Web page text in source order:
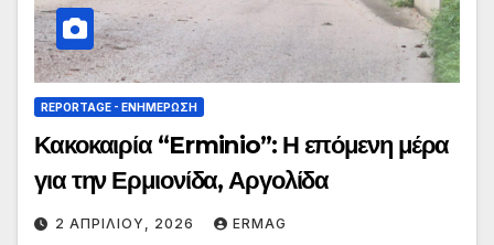
REPORTAGE - EΝΗΜΈΡΩΣΗ
Κακοκαιρία “Erminio”: Η επόμενη μέρα
για την Ερμιονίδα, Αργολίδα
2 ΑΠΡΙΛΊΟΥ, 2026 ERMAG